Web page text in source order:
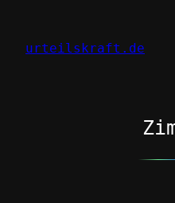
springen
urteilskraft.de